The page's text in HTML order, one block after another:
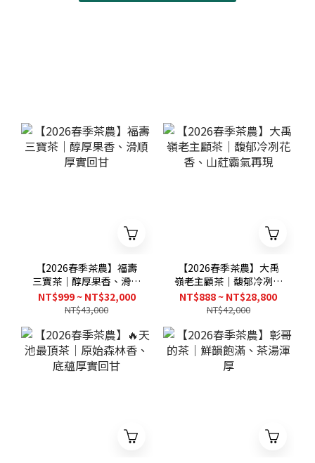
【2026春季茶農】福壽
三寶茶｜醇厚果香、滑順
厚實回甘
NT$999 ~ NT$32,000
NT$43,000
【2026春季茶農】大禹
嶺老主顧茶｜馥郁冷冽花
香、山葒霸氣再現
NT$888 ~ NT$28,800
NT$42,000